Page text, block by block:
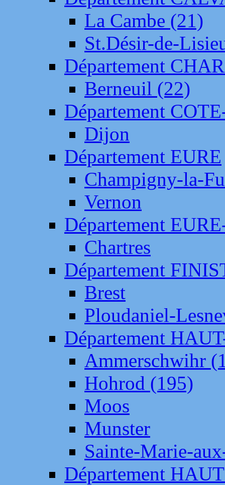
La Cambe (21)
St.Désir-de-
Département
Berneuil (22)
Département
Dijon
Département EURE
Champigny-la-
Vernon
Département
Chartres
Département
Brest
Ploudaniel-
Département
Ammerschwihr
Hohrod (195)
Moos
Munster
Sainte-Marie-
Département